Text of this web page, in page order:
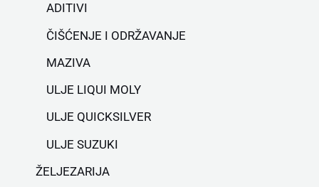
ADITIVI
ČIŠĆENJE I ODRŽAVANJE
MAZIVA
ULJE LIQUI MOLY
ULJE QUICKSILVER
ULJE SUZUKI
ŽELJEZARIJA